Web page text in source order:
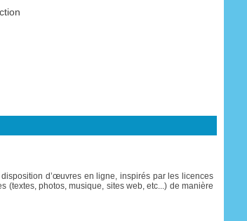
d’œuvres en ligne, inspirés par les licences
(textes, photos, musique, sites web, etc...) de manière